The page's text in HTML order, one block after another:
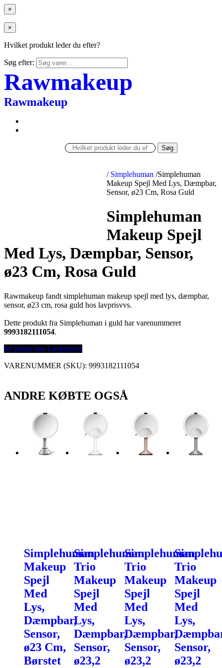
×
×
Hvilket produkt leder du efter?
Søg efter:
Rawmakeup
Rawmakeup
Søg
/ Simplehuman /Simplehuman
Makeup Spejl Med Lys, Dæmpbar,
Sensor, ø23 Cm, Rosa Guld
Simplehuman
Makeup Spejl
Med Lys, Dæmpbar, Sensor,
ø23 Cm, Rosa Guld
Rawmakeup fandt simplehuman makeup spejl med lys, dæmpbar,
sensor, ø23 cm, rosa guld hos lavprisvvs.
Dette produkt fra Simplehuman i guld har varenummeret
9993182111054.
Se prisen hos Lavprisvvs
VARENUMMER (SKU): 9993182111054
ANDRE KØBTE OGSÅ
Simplehuman
Makeup
Spejl
Med
Lys,
Dæmpbar,
Sensor,
ø23 Cm,
Børstet
Simplehuman
Trio
Makeup
Spejl
Med
Lys,
Dæmpbar,
Sensor,
ø23,2
Simplehuman
Trio
Makeup
Spejl
Med
Lys,
Dæmpbar,
Sensor,
ø23,2
Trio
Makeup
Spejl
Med
Lys,
Sensor,
ø23,2